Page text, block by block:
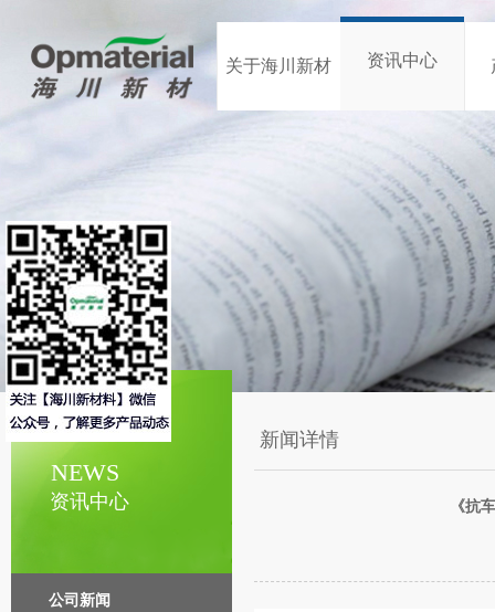
关于海川新材 资讯中心
资讯中心
NEWS
公司新闻
新闻详情
《抗